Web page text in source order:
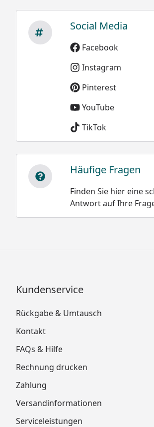
Social Media
Facebook
Instagram
Pinterest
YouTube
TikTok
Häufige Fragen
Finden Sie hier eine
Antwort auf Ihre
Kundenservice
Rückgabe & Umtausch
Kontakt
FAQs & Hilfe
Rechnung drucken
Zahlung
Versandinformationen
Serviceleistungen